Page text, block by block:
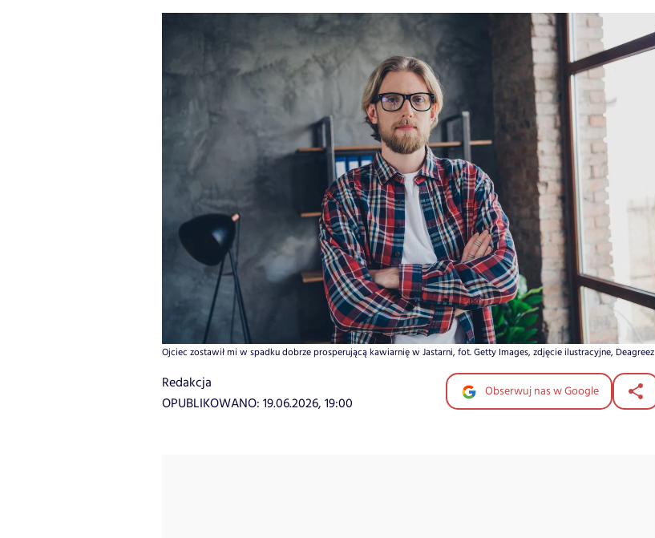
Ojciec zostawił mi w spadku dobrze prosperującą kawiarnię w Jastarni, fot. Getty Images, zdjęcie ilustracyjne, Deagreez
Redakcja
OPUBLIKOWANO: 19.06.2026, 19:00
Obserwuj nas w Google